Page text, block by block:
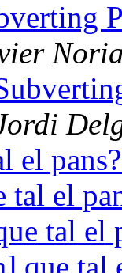
el
tal el
tal el